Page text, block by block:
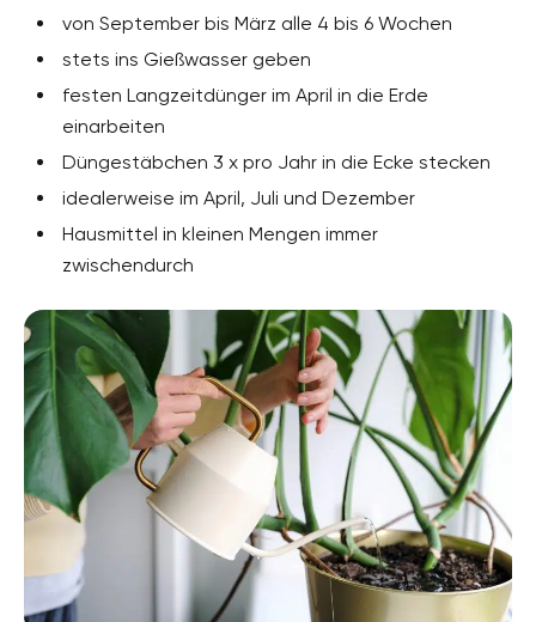
von September bis März alle 4 bis 6 Wochen
stets ins Gießwasser geben
festen Langzeitdünger im April in die Erde
einarbeiten
Düngestäbchen 3 x pro Jahr in die Ecke stecken
idealerweise im April, Juli und Dezember
Hausmittel in kleinen Mengen immer
zwischendurch